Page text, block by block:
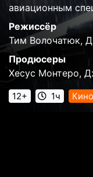
авиационным
Режиссёр
Тим Волочатюк,
Продюсеры
Хесус Монтеро,
12+ 1ч